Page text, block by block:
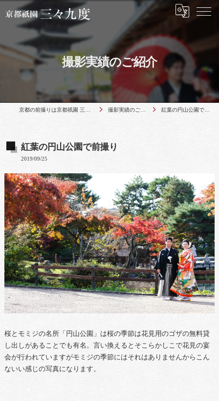
撮影実績のご紹介
撮影実績のご紹介 紅葉の円山公園で前撮り
紅葉の円山公園で前撮り
2019/09/25
桜とモミジの名所「円山公園」は桜の季節は花見用のゴザの無料貸
し出しがあることでも有名。言い換えるとそこらかしこで花見の宴
会が行われていますがモミジの季節にはそれはありませんからこん
ないい感じの写真になります。